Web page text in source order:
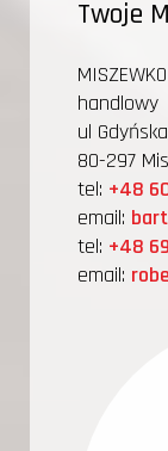
Twoje
handlowy
ul
80-297
tel: +48
email:
tel: +48
email: